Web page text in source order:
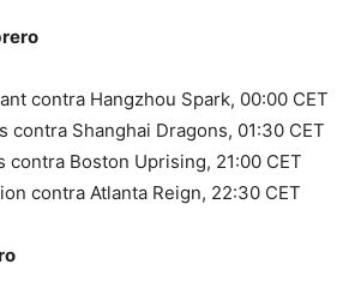
contra Hangzhou Spark, 00:00 CET
contra Shanghai Dragons, 01:30 CET
contra Boston Uprising, 21:00 CET
contra Atlanta Reign, 22:30 CET